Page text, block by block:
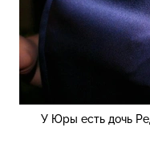
У Юры есть дочь